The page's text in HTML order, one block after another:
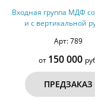
Входная группа МДФ
и с вертикальной
Арт: 789
от 150 000
ПРЕДЗАКАЗ